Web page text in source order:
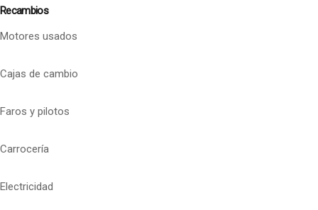
Recambios
Motores usados
Cajas de cambio
Faros y pilotos
Carrocería
Electricidad